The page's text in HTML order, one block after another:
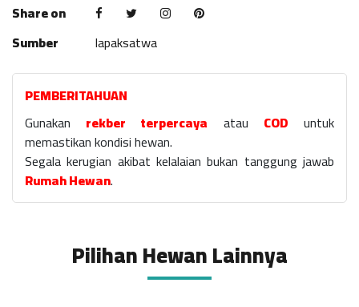
Share on
Sumber
lapaksatwa
PEMBERITAHUAN
Gunakan rekber terpercaya atau COD untuk
memastikan kondisi hewan.
Segala kerugian akibat kelalaian bukan tanggung jawab
Rumah Hewan.
Pilihan Hewan Lainnya